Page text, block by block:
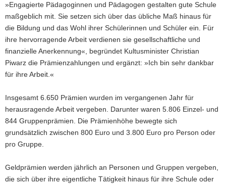
»Engagierte Pädagoginnen und Pädagogen gestalten gute Schule
maßgeblich mit. Sie setzen sich über das übliche Maß hinaus für
die Bildung und das Wohl ihrer Schülerinnen und Schüler ein. Für
ihre hervorragende Arbeit verdienen sie gesellschaftliche und
finanzielle Anerkennung«, begründet Kultusminister Christian
Piwarz die Prämienzahlungen und ergänzt: »Ich bin sehr dankbar
für ihre Arbeit.«
Insgesamt 6.650 Prämien wurden im vergangenen Jahr für
herausragende Arbeit vergeben. Darunter waren 5.806 Einzel- und
844 Gruppenprämien. Die Prämienhöhe bewegte sich
grundsätzlich zwischen 800 Euro und 3.800 Euro pro Person oder
pro Gruppe.
Geldprämien werden jährlich an Personen und Gruppen vergeben,
die sich über ihre eigentliche Tätigkeit hinaus für ihre Schule oder